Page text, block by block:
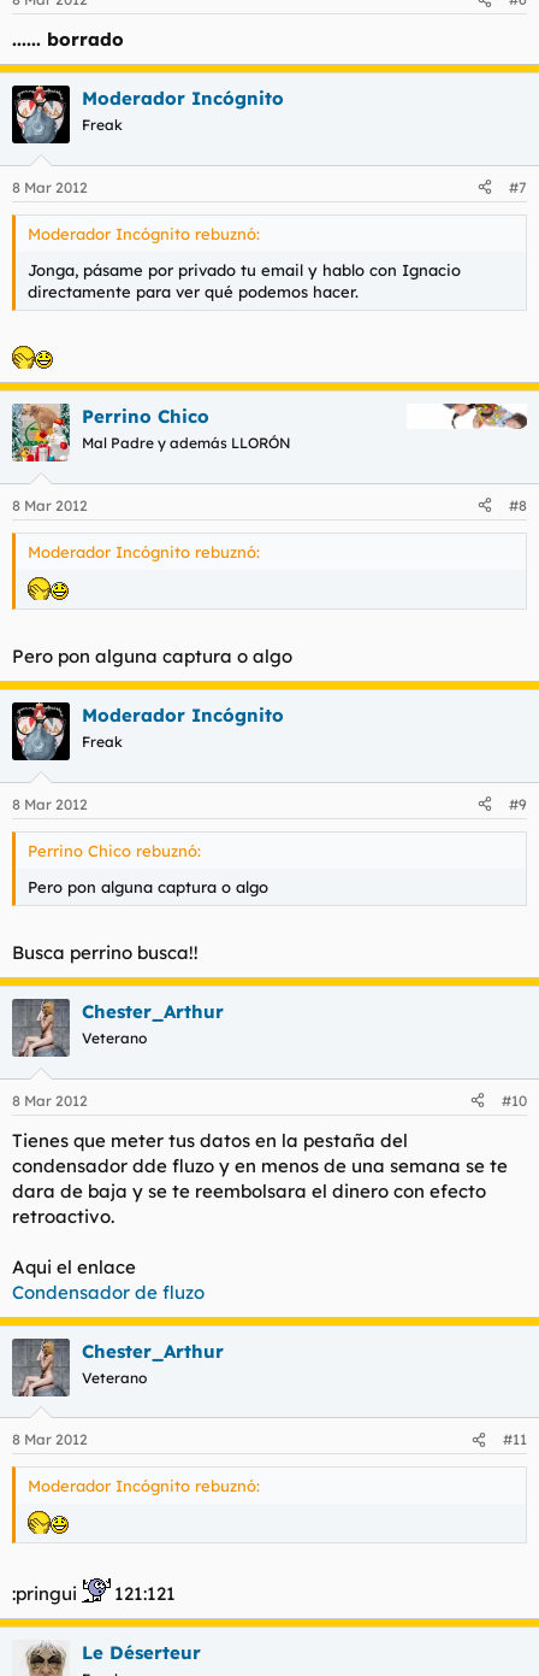
...... borrado
Moderador Incógnito
Freak
8 Mar 2012 #7
Moderador Incógnito rebuznó:
Jonga, pásame por privado tu email y hablo con Ignacio
directamente para ver qué podemos hacer.
Perrino Chico
Mal Padre y además LLORÓN
8 Mar 2012 #8
Moderador Incógnito rebuznó:
Pero pon alguna captura o algo
Moderador Incógnito
Freak
8 Mar 2012 #9
Perrino Chico rebuznó:
Pero pon alguna captura o algo
Busca perrino busca!!
Chester_Arthur
Veterano
8 Mar 2012 #10
Tienes que meter tus datos en la pestaña del
condensador dde fluzo y en menos de una semana se te
dara de baja y se te reembolsara el dinero con efecto
retroactivo.
Aqui el enlace
Condensador de fluzo
Chester_Arthur
Veterano
8 Mar 2012 #11
Moderador Incógnito rebuznó:
:pringui 121:121
Le Déserteur